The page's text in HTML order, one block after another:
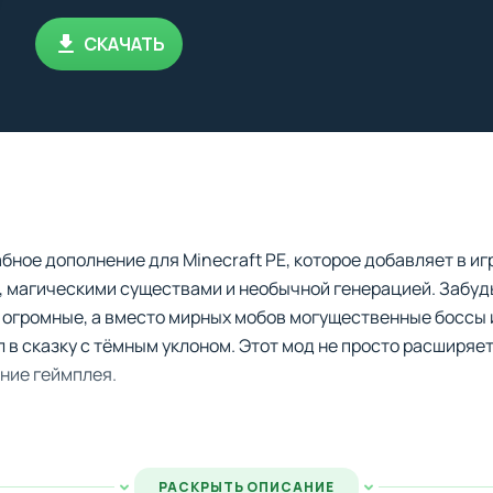
СКАЧАТЬ
дополнение для Minecraft PE, которое добавляет в
существами и необычной генерацией.
а вместо мирных мобов могущественные боссы
в сказку с тёмным уклоном. Этот мод не просто
геймплея.
исследование. Ты создаёшь специальный портал,
РАСКРЫТЬ ОПИСАНИЕ